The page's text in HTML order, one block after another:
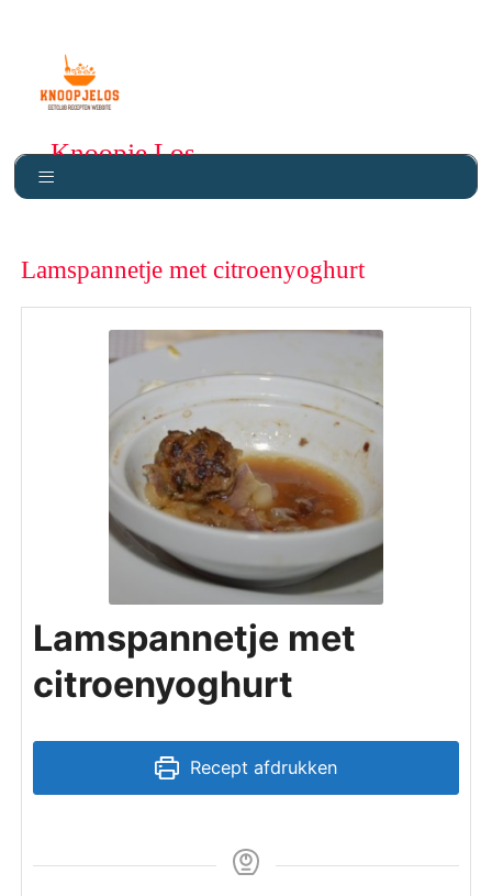
Knoopje Los
Lamspannetje met citroenyoghurt
Lamspannetje met
citroenyoghurt
Recept afdrukken